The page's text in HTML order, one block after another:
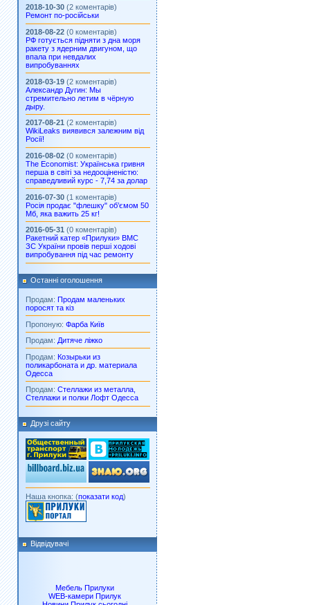
2018-10-30 (2 коментарів)
Ремонт по-російськи
2018-08-22 (0 коментарів)
РФ готується підняти з дна моря
ракету з ядерним двигуном, що
впала при невдалих
випробуваннях
2018-03-19 (2 коментарів)
Александр Дугин: Мы
стремительно летим в чёрную
дыру.
2017-08-21 (2 коментарів)
WikiLeaks виявився залежним від
Росії!
2016-08-02 (0 коментарів)
The Economist: Українська гривня
перша в світі за недооціненістю:
справедливий курс - 7,74 за долар
2016-07-30 (1 коментарів)
Росія продає "флешку" об’ємом 50
Мб, яка важить 25 кг!
2016-05-31 (0 коментарів)
Ракетний катер «Прилуки» ВМС
ЗС України провів перші ходові
випробування під час ремонту
Останні оголошення
Продам: Продам маленьких
поросят та кіз
Пропоную: Фарба Київ
Продам: Дитяче ліжко
Продам: Козырьки из
поликарбоната и др. материала
Одесса
Продам: Стеллажи из металла,
Стеллажи и полки Лофт Одесса
Друзі сайту
Наша кнопка: (показати код)
Відвідувачі
Мебель Прилуки
WEB-камери Прилук